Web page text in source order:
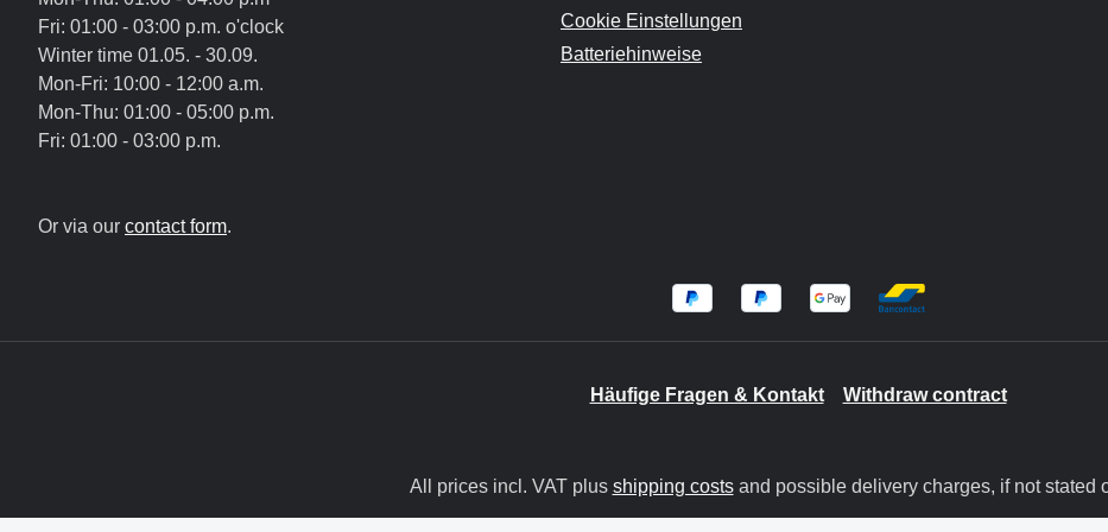
Fri: 01:00 - 03:00 p.m. o'clock
Winter time 01.05. - 30.09.
Mon-Fri: 10:00 - 12:00 a.m.
Mon-Thu: 01:00 - 05:00 p.m.
Fri: 01:00 - 03:00 p.m.
Or via our contact form.
Cookie Einstellungen
Batteriehinweise
Häufige Fragen & Kontakt Withdraw contract
All prices incl. VAT plus shipping costsand possible delivery charges, if not stated